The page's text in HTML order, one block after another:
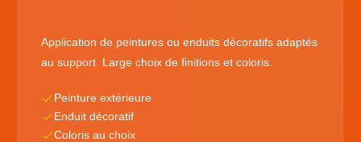
Application de peintures ou enduits décoratifs adaptés
au support. Large choix de finitions et coloris.
Peinture extérieure
Enduit décoratif
Coloris au choix